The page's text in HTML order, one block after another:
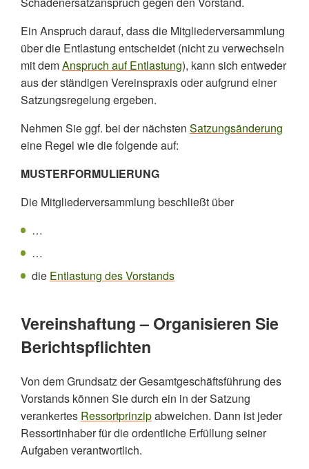
Ein Anspruch darauf, dass die Mitgliederversammlung
über die Entlastung entscheidet (nicht zu verwechseln
mit demAnspruch auf Entlastung), kann sich entweder
aus der ständigen Vereinspraxis oder aufgrund einer
Satzungsregelung ergeben.
Nehmen Sie ggf. bei der nächsten Satzungsänderung
eine Regel wie die folgende auf:
MUSTERFORMULIERUNG
Die Mitgliederversammlung beschließt über
…
…
die Entlastung des Vorstands
Vereinshaftung – Organisieren Sie
Berichtspflichten
Von dem Grundsatz der Gesamtgeschäftsführung des
Vorstands können Sie durch ein in der Satzung
verankertes Ressortprinzipabweichen. Dann ist jeder
Ressortinhaber für die ordentliche Erfüllung seiner
Aufgaben verantwortlich.